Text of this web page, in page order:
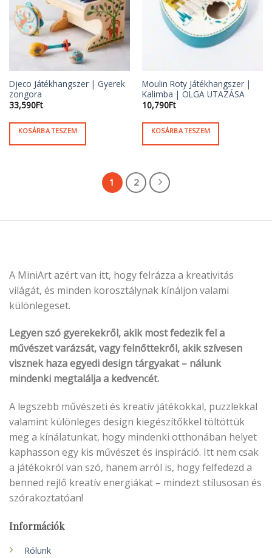
Djeco Játékhangszer | Gyerek
zongora
33,590Ft
KOSÁRBA TESZEM
Moulin Roty Játékhangszer |
Kalimba | OLGA UTAZÁSA
10,790Ft
KOSÁRBA TESZEM
1 2
A MiniArt azért van itt, hogy felrázza a kreativitás
világát, és minden korosztálynak kínáljon valami
különlegeset.
Legyen szó gyerekekről, akik most fedezik fel a
művészet varázsát, vagy felnőttekről, akik szívesen
visznek haza egyedi design tárgyakat – nálunk
mindenki megtalálja a kedvencét.
A legszebb művészeti és kreatív játékokkal, puzzlekkal
valamint különleges design kiegészítőkkel töltöttük
meg a kínálatunkat, hogy mindenki otthonában helyet
kaphasson egy kis művészet és inspiráció. Itt nem csak
a játékokról van szó, hanem arról is, hogy felfedezd a
benned rejlő kreatív energiákat – mindezt stílusosan és
szórakoztatóan!
Információk
Rólunk